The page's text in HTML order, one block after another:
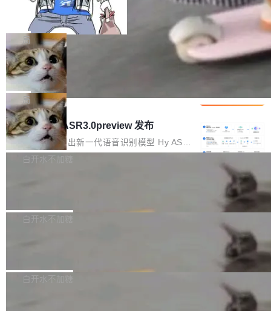
b 安装 支持 Java 8+（8~26）、macOS / Linu
x / Windows / Harmony PC。 # macOS / Linu
x / Harmony PC curl -fsSL https://solon.noea
r.org/solon...
个文件，其规模远超单次模型调用可承载的上下
文窗口。随着项目规模的持续扩张与代码历史的
不断累积，代码仓中的模块关系、接口契约、业
务逻辑等关键信息往往分散于数十乃至数百个文
件之中，形成高度复杂的知识关联网络。传统的
代码检索手段（如关键词匹配、目录遍历）仅能
在语法层面完成文本定位，难以触及代码的语义
内涵与结构关联，导致开发者使用代码智能体在
理解大规模代码仓时面临显著"代码仓理解"瓶
颈。 代码仓深度理解服务（以下简称" CodeBas
e深度理解服务"）是华为云码道（CodeA...
一条“删库”命令跑 17 小时，算法工程
师删光 89TB 数据只为干私活
最高人民检察院8月4日公布了一起案件：北京一
名90后算法工程师王某，为了给自己接的私活腾
服务器空间，删光了公司AI游戏部门的全部核心
数据。 王某2024年1月入职东城区某科技公司AI
短剧部门，有互联网大厂背景。在公司内部架构
调整期间，部门三次通知全员将数据从A集群迁
移到B集群，王某都回复了"收到"。 他没有迁移
数据。2024年9月3日下午4点，他使用此前登录
的账号密码进入A集群，输入了一条被程序员圈
称为"删库跑路"的命令——最高管理员权限、无
自研的多个文生3D和...
局
Cloudflare 分享推理优化实践：KV ca
che 量化 + 权重压缩，吞吐量提升 4
1%，成本降 30%
Kimi 和 GLM 是当前最强的大模型系列之一，但
它们有一个共同的问题：太吃显存了。月之暗面
的 Kimi K 系列和智谱的 GLM 都是长上下文、M
oE 架构的大模型，好用到让人上瘾，但 GPU 显
存永远不够用。 Cloudflare 的 Workers AI 团队
一直在跑这些模型的推理。他们在官方博客上发
整性保护。效果是：吞吐量提升 41%，每 token
局
腾讯混元 Hy ASR3.0preview 发布
腾讯混元正式推出新一代语音识别模型 Hy ASR
3.0preview。基于最新一代大语言模型 Hy3 的
让语音识别不再只是听清，而是真正听懂。通过
w 不要求标准普通话，方言识别覆盖粤语、吴语
白开水不加糖
新和少量网页兼容性修复版本。 Changes/fixe
容提供的字体时出现的几个问题 为避免音频加
白开水不加糖
发布的 Release Notes，他利用 AI 工具（如 Co
白开水不加糖